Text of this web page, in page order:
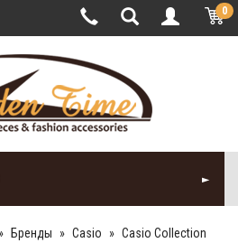
0
Бренды Casio
Casio Collection